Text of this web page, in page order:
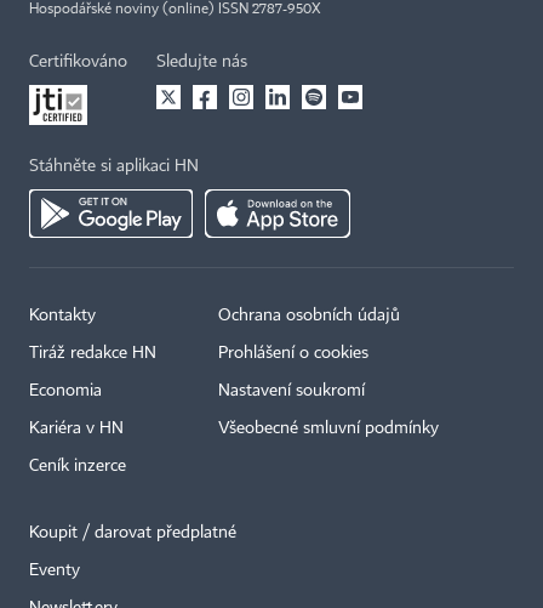
Hospodářské noviny (online) ISSN 2787-950X
Certifikováno Sledujte nás
Stáhněte si aplikaci HN
Kontakty
Tiráž redakce HN
Economia
Kariéra v HN
Ceník inzerce
Ochrana osobních údajů
Prohlášení o cookies
Nastavení soukromí
Všeobecné smluvní podmínky
Koupit / darovat předplatné
Eventy